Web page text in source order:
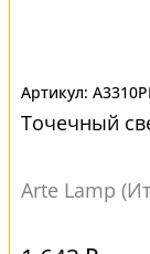
Точечный
Arte Lamp